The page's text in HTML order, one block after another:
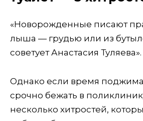
«Новорожденные писают
лыша — грудью или из
советует Анастасия Туляева».
Однако если время
срочно бежать в
несколько хитростей,